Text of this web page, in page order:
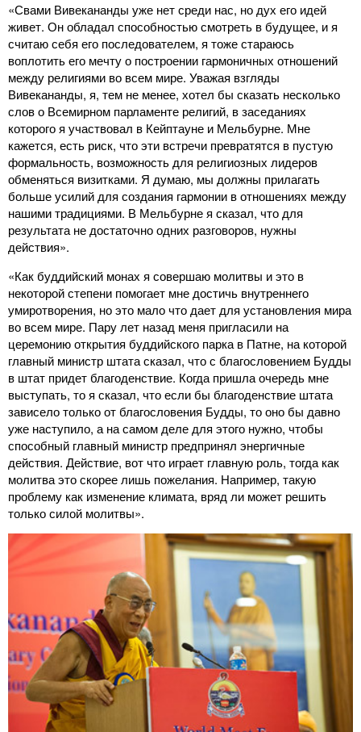
«Свами Вивекананды уже нет среди нас, но дух его идей
живет. Он обладал способностью смотреть в будущее, и я
считаю себя его последователем, я тоже стараюсь
воплотить его мечту о построении гармоничных отношений
между религиями во всем мире. Уважая взгляды
Вивекананды, я, тем не менее, хотел бы сказать несколько
слов о Всемирном парламенте религий, в заседаниях
которого я участвовал в Кейптауне и Мельбурне. Мне
кажется, есть риск, что эти встречи превратятся в пустую
формальность, возможность для религиозных лидеров
обменяться визитками. Я думаю, мы должны прилагать
больше усилий для создания гармонии в отношениях между
нашими традициями. В Мельбурне я сказал, что для
результата не достаточно одних разговоров, нужны
действия».
«Как буддийский монах я совершаю молитвы и это в
некоторой степени помогает мне достичь внутреннего
умиротворения, но это мало что дает для установления мира
во всем мире. Пару лет назад меня пригласили на
церемонию открытия буддийского парка в Патне, на которой
главный министр штата сказал, что с благословением Будды
в штат придет благоденствие. Когда пришла очередь мне
выступать, то я сказал, что если бы благоденствие штата
зависело только от благословения Будды, то оно бы давно
уже наступило, а на самом деле для этого нужно, чтобы
способный главный министр предпринял энергичные
действия. Действие, вот что играет главную роль, тогда как
молитва это скорее лишь пожелания. Например, такую
проблему как изменение климата, вряд ли может решить
только силой молитвы».